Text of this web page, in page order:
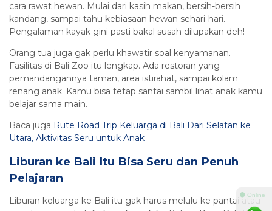
cara rawat hewan. Mulai dari kasih makan, bersih-bersih
kandang, sampai tahu kebiasaan hewan sehari-hari.
Pengalaman kayak gini pasti bakal susah dilupakan deh!
Orang tua juga gak perlu khawatir soal kenyamanan.
Fasilitas di Bali Zoo itu lengkap. Ada restoran yang
pemandangannya taman, area istirahat, sampai kolam
renang anak. Kamu bisa tetap santai sambil lihat anak kamu
belajar sama main.
Baca juga Rute Road Trip Keluarga di Bali Dari Selatan ke
Utara, Aktivitas Seru untuk Anak
Liburan ke Bali Itu Bisa Seru dan Penuh
Pelajaran
Liburan keluarga ke Bali itu gak harus melulu ke pantai atau
⚫ Online